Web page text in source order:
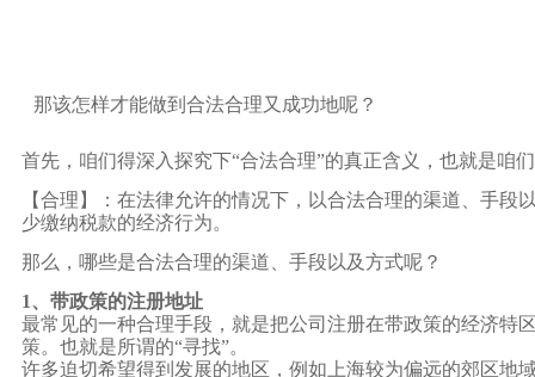
那该怎样才能做到合法合理又成功地呢？
首先，咱们得深入探究下“合法合理”的真正含义，也就是咱
【合理】：在法律允许的情况下，以合法合理的渠道、手
少缴纳税款的经济行为。
那么，哪些是合法合理的渠道、手段以及方式呢？
1、带政策的注册地址
最常见的一种合理手段，就是把公司注册在带政策的经济特
策。也就是所谓的“寻找”。
许多迫切希望得到发展的地区，例如上海较为偏远的郊区地